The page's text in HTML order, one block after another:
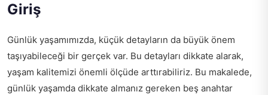
Giriş
Günlük yaşamımızda, küçük detayların da büyük önem
taşıyabileceği bir gerçek var. Bu detayları dikkate alarak,
yaşam kalitemizi önemli ölçüde arttırabiliriz. Bu makalede,
günlük yaşamda dikkate almanız gereken beş anahtar